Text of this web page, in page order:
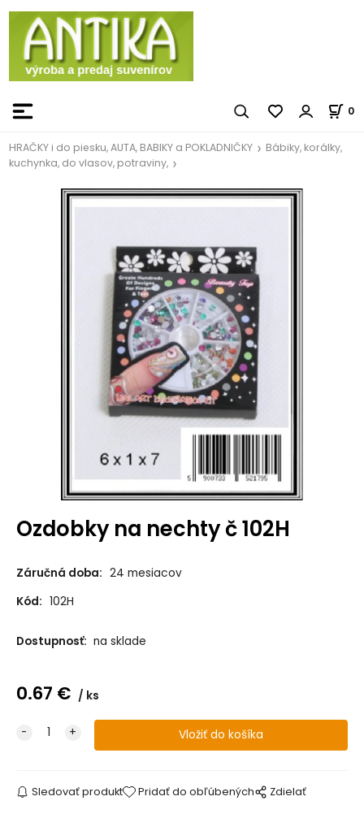
0
HRAČKY i do piesku, AUTA, BABIKY a POKLADNIČKY
Bábiky, korálky,
kuchynka, do vlasov, potraviny,
Ozdobky na nechty č 102H
Záručná doba: 24 mesiacov
Kód: 102H
Dostupnosť: na sklade
0.67 € ks
Sledovať produkt Pridať do obľúbených Zdielať